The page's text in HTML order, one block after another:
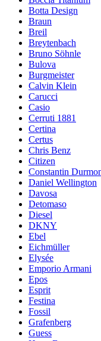
Botta Design
Braun
Breil
Breytenbach
Bruno Söhnle
Bulova
Burgmeister
Calvin Klein
Carucci
Casio
Cerruti 1881
Certina
Certus
Chris Benz
Citizen
Constantin
Daniel Wellington
Davosa
Detomaso
Diesel
DKNY
Ebel
Eichmüller
Elysée
Emporio Armani
Epos
Esprit
Festina
Fossil
Grafenberg
Guess